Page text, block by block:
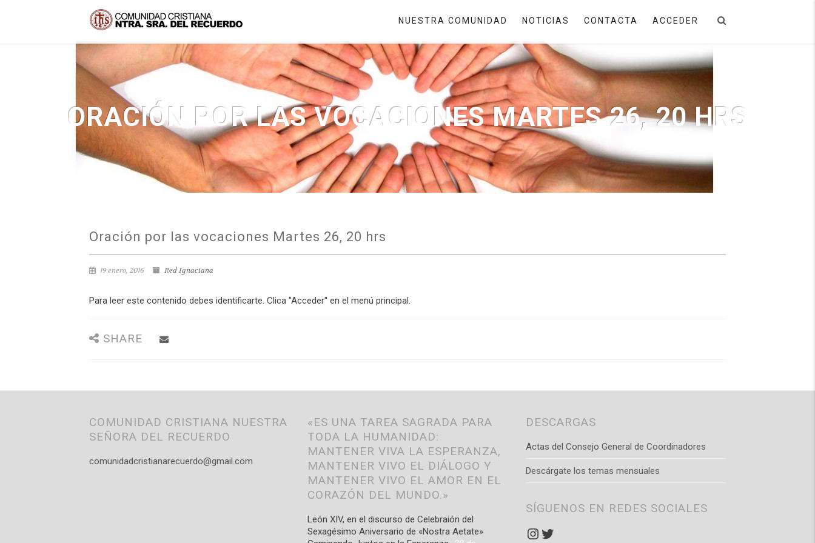
NUESTRA COMUNIDAD NOTICIAS CONTACTA ACCEDER
ORACIÓN POR LAS VOCACIONES MARTES 26, 20 HRS
Oración por las vocaciones Martes 26, 20 hrs
19 enero, 2016 Red Ignaciana
Para leer este contenido debes identificarte. Clica "Acceder" en el menú principal.
SHARE
COMUNIDAD CRISTIANA NUESTRA
SEÑORA DEL RECUERDO
comunidadcristianarecuerdo@gmail.com
«ES UNA TAREA SAGRADA PARA
TODA LA HUMANIDAD:
MANTENER VIVA LA ESPERANZA,
MANTENER VIVO EL DIÁLOGO Y
MANTENER VIVO EL AMOR EN EL
CORAZÓN DEL MUNDO.»
León XIV, en el discurso de Celebraión del
Sexagésimo Aniversario de «Nostra Aetate»
DESCARGAS
Actas del Consejo General de Coordinadores
Descárgate los temas mensuales
SÍGUENOS EN REDES SOCIALES
Instagram
Twitter